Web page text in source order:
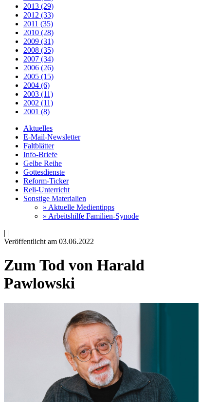
2013 (29)
2012 (33)
2011 (35)
2010 (28)
2009 (31)
2008 (35)
2007 (34)
2006 (26)
2005 (15)
2004 (6)
2003 (11)
2002 (11)
2001 (8)
Aktuelles
E-Mail-Newsletter
Faltblätter
Info-Briefe
Gelbe Reihe
Gottesdienste
Reform-Ticker
Reli-Unterricht
Sonstige Materialien
» Aktuelle Medientipps
» Arbeitshilfe Familien-Synode
| |
Veröffentlicht am 03­.06.2022
Zum Tod von Harald
Pawlowski